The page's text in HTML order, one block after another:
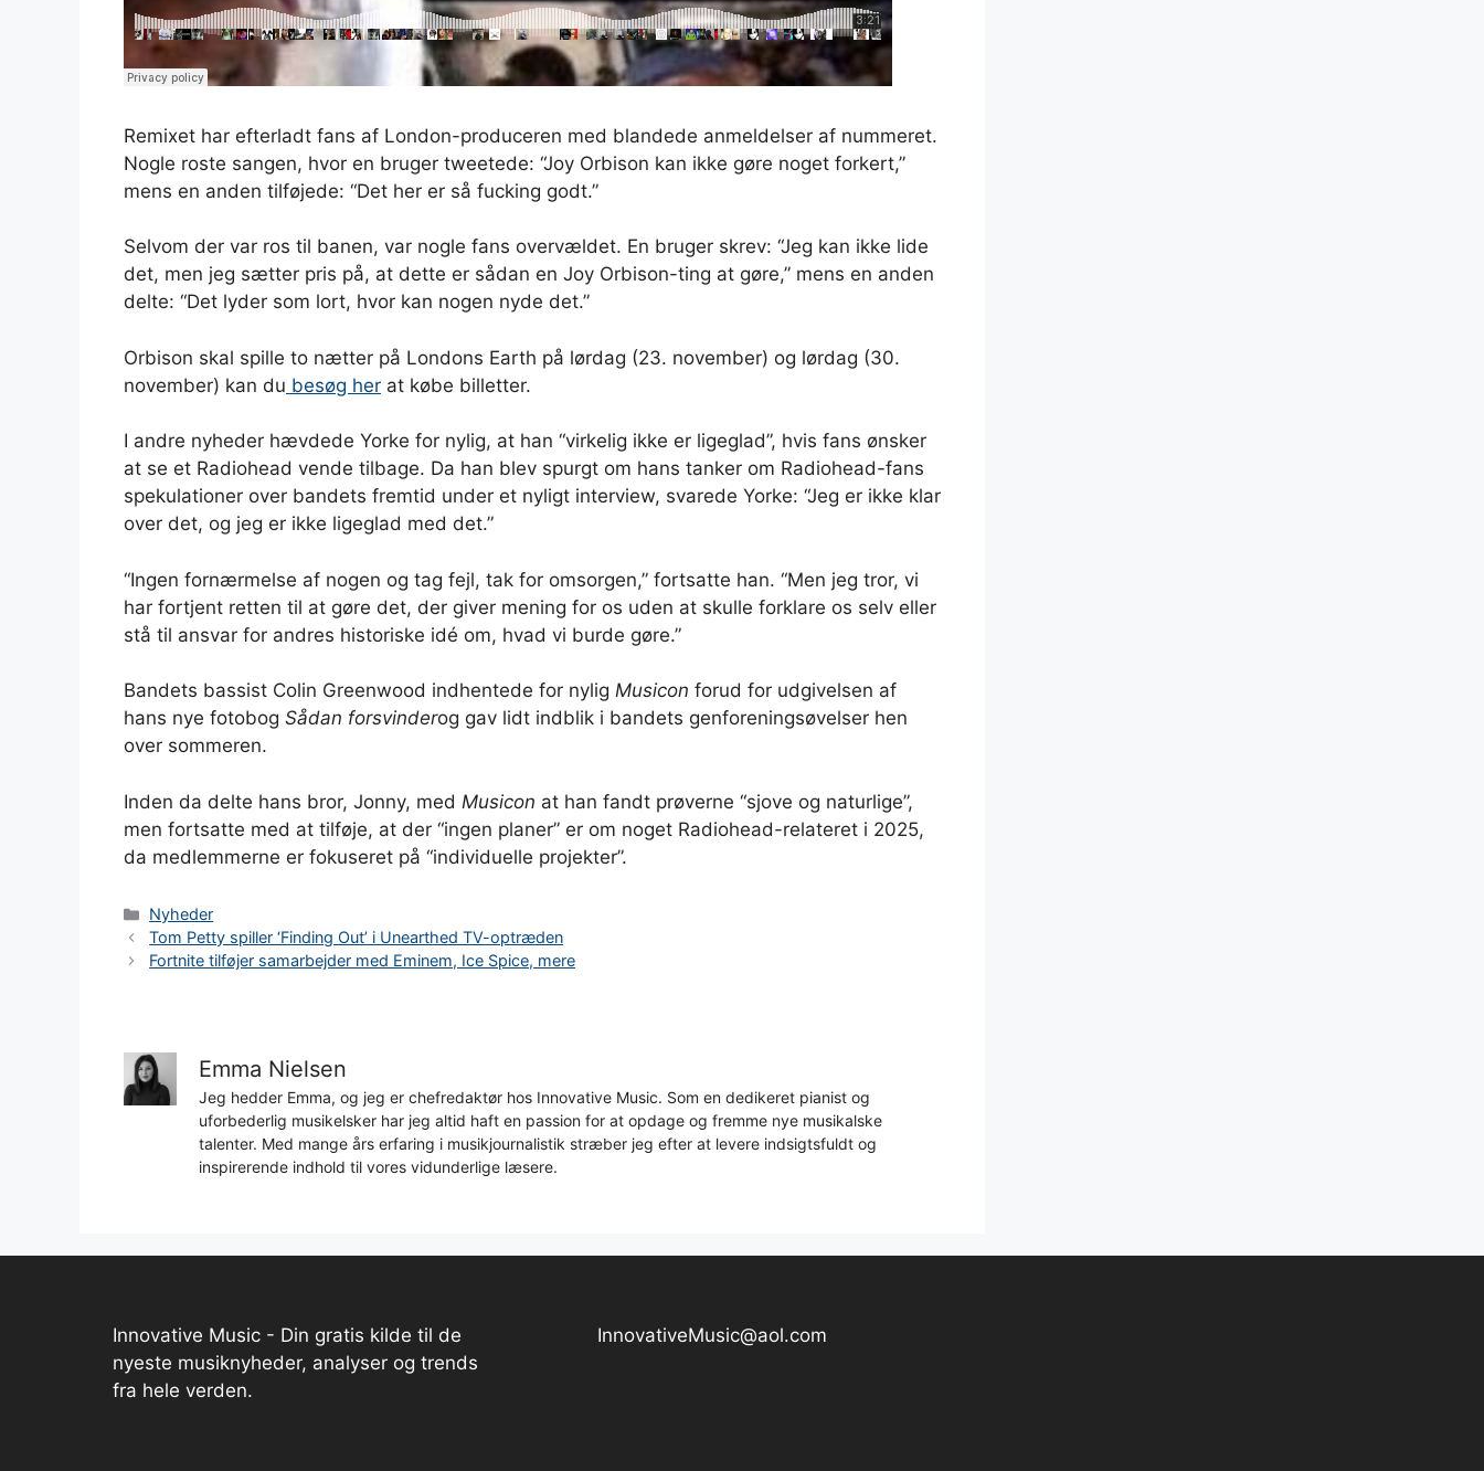
Remixet har efterladt fans af London-produceren med blandede anmeldelser af nummeret.
Nogle roste sangen, hvor en bruger tweetede: “Joy Orbison kan ikke gøre noget forkert,”
mens en anden tilføjede: “Det her er så fucking godt.”
Selvom der var ros til banen, var nogle fans overvældet. En bruger skrev: “Jeg kan ikke lide
det, men jeg sætter pris på, at dette er sådan en Joy Orbison-ting at gøre,” mens en anden
delte: “Det lyder som lort, hvor kan nogen nyde det.”
Orbison skal spille to nætter på Londons Earth på lørdag (23. november) og lørdag (30.
november) kan du besøg her at købe billetter.
I andre nyheder hævdede Yorke for nylig, at han “virkelig ikke er ligeglad”, hvis fans ønsker
at se et Radiohead vende tilbage. Da han blev spurgt om hans tanker om Radiohead-fans
spekulationer over bandets fremtid under et nyligt interview, svarede Yorke: “Jeg er ikke klar
over det, og jeg er ikke ligeglad med det.”
“Ingen fornærmelse af nogen og tag fejl, tak for omsorgen,” fortsatte han. “Men jeg tror, ​​vi
har fortjent retten til at gøre det, der giver mening for os uden at skulle forklare os selv eller
stå til ansvar for andres historiske idé om, hvad vi burde gøre.”
Bandets bassist Colin Greenwood indhentede for nylig Musicon forud for udgivelsen af ​​
hans nye fotobog Sådan forsvinderog gav lidt indblik i bandets genforeningsøvelser hen
over sommeren.
Inden da delte hans bror, Jonny, med Musicon at han fandt prøverne “sjove og naturlige”,
men fortsatte med at tilføje, at der “ingen planer” er om noget Radiohead-relateret i 2025,
da medlemmerne er fokuseret på “individuelle projekter”.
Kategorier
Nyheder
Tom Petty spiller ‘Finding Out’ i Unearthed TV-optræden
Fortnite tilføjer samarbejder med Eminem, Ice Spice, mere
Emma Nielsen
Jeg hedder Emma, og jeg er chefredaktør hos Innovative Music. Som en dedikeret pianist og
uforbederlig musikelsker har jeg altid haft en passion for at opdage og fremme nye musikalske
talenter. Med mange års erfaring i musikjournalistik stræber jeg efter at levere indsigtsfuldt og
inspirerende indhold til vores vidunderlige læsere.
Innovative Music - Din gratis kilde til de
nyeste musiknyheder, analyser og trends
fra hele verden.
InnovativeMusic@aol.com